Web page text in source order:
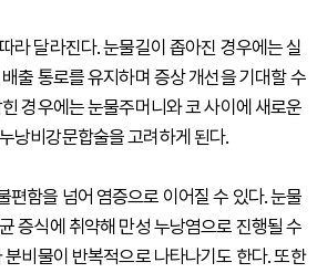
라 달라진다. 눈물길이 좁아진 경우에는 실
출 통로를 유지하며 증상 개선을 기대할 수
경우에는 눈물주머니와 코 사이에 새로운
낭비강문합술을 고려하게 된다.
편함을 넘어 염증으로 이어질 수 있다. 눈물
증식에 취약해 만성 누낭염으로 진행될 수
비물이 반복적으로 나타나기도 한다. 또한